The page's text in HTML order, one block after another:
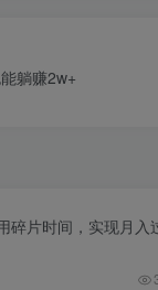
躺赚2w+
碎片时间，实现月入